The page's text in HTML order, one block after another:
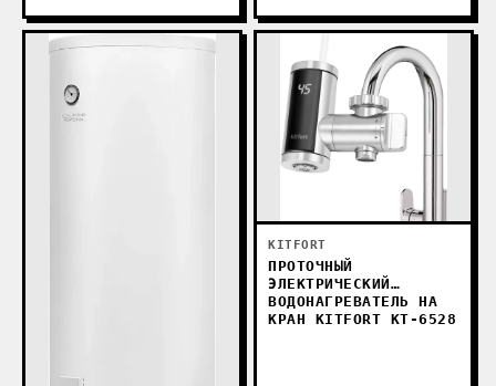
KITFORT
ПРОТОЧНЫЙ
ЭЛЕКТРИЧЕСКИЙ
ВОДОНАГРЕВАТЕЛЬ НА
КРАН KITFORT KT-6528